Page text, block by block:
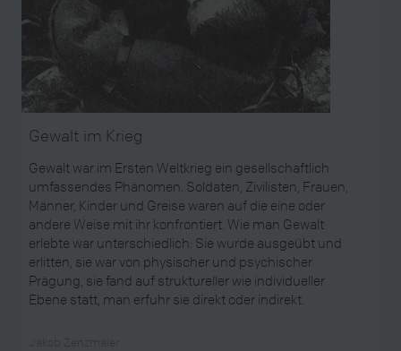
Gewalt im Krieg
Gewalt war im Ersten Weltkrieg ein gesellschaftlich
umfassendes Phänomen. Soldaten, Zivilisten, Frauen,
Männer, Kinder und Greise waren auf die eine oder
andere Weise mit ihr konfrontiert. Wie man Gewalt
erlebte war unterschiedlich: Sie wurde ausgeübt und
erlitten, sie war von physischer und psychischer
Prägung, sie fand auf struktureller wie individueller
Ebene statt, man erfuhr sie direkt oder indirekt.